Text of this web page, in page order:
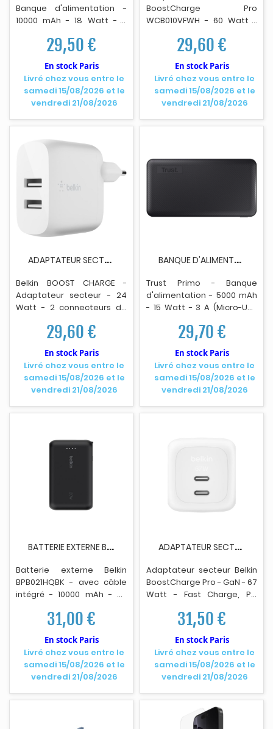
Banque d'alimentation -
10000 mAh - 18 Watt - 3
USB, 24 pin USB-C) - bleu
Livré chez vous entre le
samedi 15/08/2026 et le
vendredi 21/08/2026
29,50 €
En stock Paris
BoostCharge Pro
WCB010VFWH - 60 Watt -
Delivery 3.1 - 2 connecteurs
de sortie (2 x USB-C) -
Livré chez vous entre le
samedi 15/08/2026 et le
vendredi 21/08/2026
29,60 €
En stock Paris
A
DAPTATEUR SECTEUR BELKIN BOOST CHARGE USB-A...
Belkin BOOST CHARGE -
Adaptateur secteur - 24
Watt - 2 connecteurs de
Livré chez vous entre le
samedi 15/08/2026 et le
vendredi 21/08/2026
29,60 €
En stock Paris
B
ANQUE D'ALIMENTATION TRUST PRIMO 5.000 MAH...
Trust Primo - Banque
d'alimentation - 5000 mAh
- 15 Watt - 3 A (Micro-USB
Livré chez vous entre le
samedi 15/08/2026 et le
vendredi 21/08/2026
29,70 €
En stock Paris
B
ATTERIE EXTERNE BELKIN BPB021HQBK - 10 000 MAH...
Batterie externe Belkin
BPB021HQBK - avec câble
intégré - 10000 mAh - 20
- 2 connecteurs de sortie
(24 pin USB-C) - noir.
Livré chez vous entre le
samedi 15/08/2026 et le
vendredi 21/08/2026
31,00 €
En stock Paris
A
DAPTATEUR SECTEUR USB-C BELKIN WCH020KQWH...
Adaptateur secteur Belkin
BoostCharge Pro - GaN - 67
Watt - Fast Charge, PD
sortie (2 x USB-C) - blanc.
Livré chez vous entre le
samedi 15/08/2026 et le
vendredi 21/08/2026
31,50 €
En stock Paris